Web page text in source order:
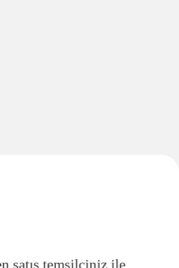
satış temsilciniz ile